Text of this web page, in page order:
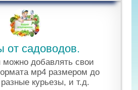
от садоводов.
можно добавлять свои
мр4 размером до
курьезы, и т.д.